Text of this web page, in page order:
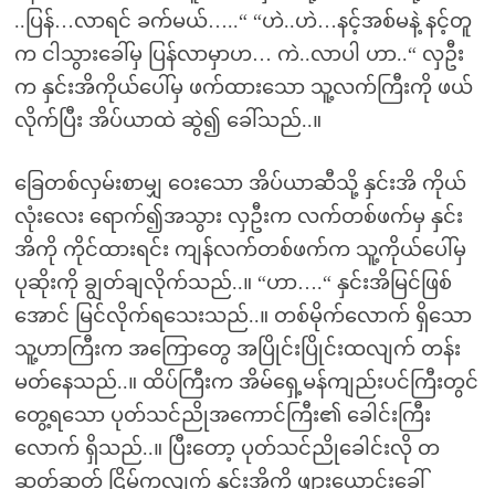
..ပြန်…လာရင် ခက်မယ်…..“ “ဟဲ..ဟဲ…နင့်အစ်မနဲ့ နင့်တူ
က ငါသွားခေါ်မှ ပြန်လာမှာဟ… ကဲ..လာပါ ဟာ..“ လှဦး
က နှင်းအိကိုယ်ပေါ်မှ ဖက်ထားသော သူ့လက်ကြီးကို ဖယ်
လိုက်ပြီး အိပ်ယာထဲ ဆွဲ၍ ခေါ်သည်..။
ခြေတစ်လှမ်းစာမျှ ဝေးသော အိပ်ယာဆီသို့ နှင်းအိ ကိုယ်
လုံးလေး ရောက်၍အသွား လှဦးက လက်တစ်ဖက်မှ နှင်း
အိကို ကိုင်ထားရင်း ကျန်လက်တစ်ဖက်က သူ့ကိုယ်ပေါ်မှ
ပုဆိုးကို ချွတ်ချလိုက်သည်..။ “ဟာ….“ နှင်းအိမြင်ဖြစ်
အောင် မြင်လိုက်ရသေးသည်..။ တစ်မိုက်လောက် ရှိသော
သူ့ဟာကြီးက အကြောတွေ အပြိုင်းပြိုင်းထလျက် တန်း
မတ်နေသည်..။ ထိပ်ကြီးက အိမ်ရှေ့မန်ကျည်းပင်ကြီးတွင်
တွေ့ရသော ပုတ်သင်ညိုအကောင်ကြီး၏ ခေါင်းကြီး
လောက် ရှိသည်..။ ပြီးတော့ ပုတ်သင်ညိုခေါင်းလို တ
ဆတ်ဆတ် ငြိမ်ကလျက် နှင်းအိကို ဖျားယောင်းခေါ်